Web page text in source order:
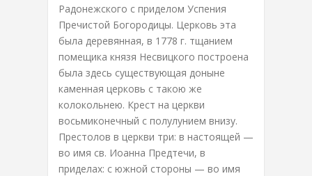
Радонежского с приделом Успения
Пречистой Богородицы. Церковь эта
была деревянная, в 1778 г. тщанием
помещика князя Несвицкого построена
была здесь существующая доныне
каменная церковь с такою же
колокольнею. Крест на церкви
восьмиконечный с полулунием внизу.
Престолов в церкви три: в настоящей —
во имя св. Иоанна Предтечи, в
приделах: с южной стороны — во имя